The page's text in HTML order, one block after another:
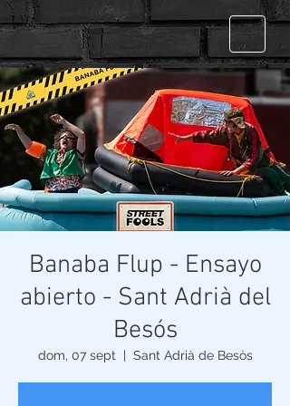
Banaba Flup - Ensayo
abierto - Sant Adrià del
Besós
dom, 07 sept
  |
Sant Adrià de Besòs